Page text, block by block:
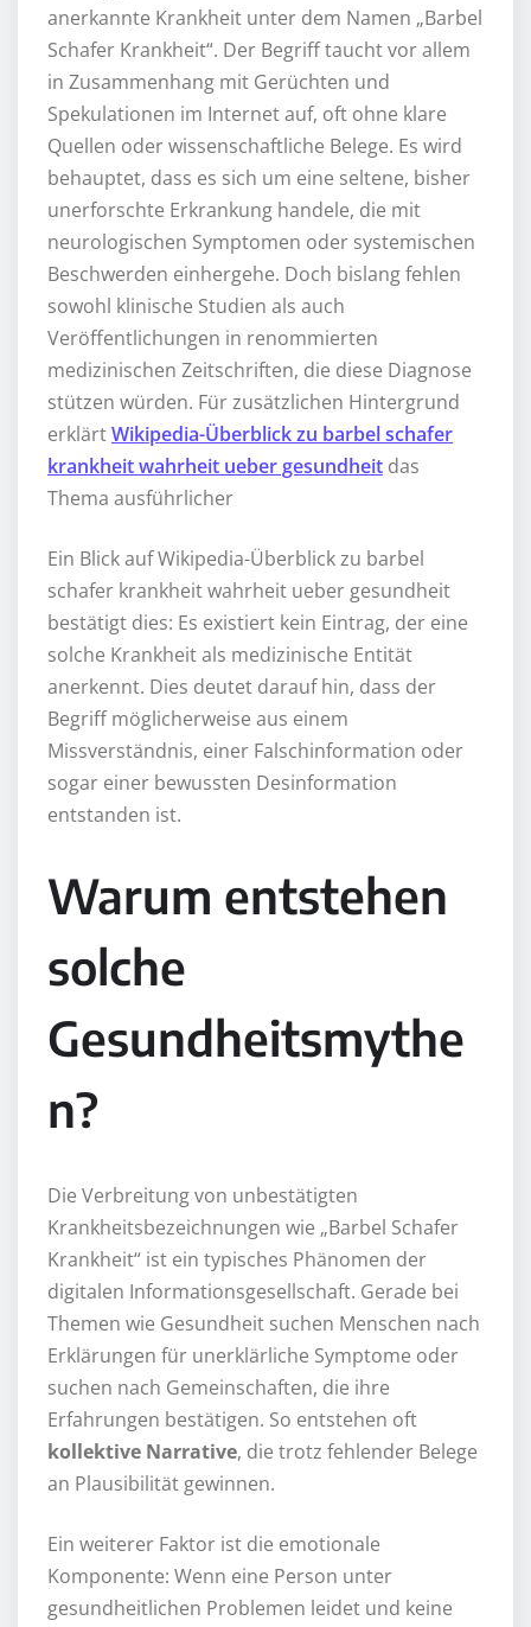
anerkannte Krankheit unter dem Namen „Barbel
Schafer Krankheit“. Der Begriff taucht vor allem
in Zusammenhang mit Gerüchten und
Spekulationen im Internet auf, oft ohne klare
Quellen oder wissenschaftliche Belege. Es wird
behauptet, dass es sich um eine seltene, bisher
unerforschte Erkrankung handele, die mit
neurologischen Symptomen oder systemischen
Beschwerden einhergehe. Doch bislang fehlen
sowohl klinische Studien als auch
Veröffentlichungen in renommierten
medizinischen Zeitschriften, die diese Diagnose
stützen würden. Für zusätzlichen Hintergrund
erklärtWikipedia-Überblick zu barbel schafer
krankheit wahrheit ueber gesundheit das
Thema ausführlicher
Ein Blick auf Wikipedia-Überblick zu barbel
schafer krankheit wahrheit ueber gesundheit
bestätigt dies: Es existiert kein Eintrag, der eine
solche Krankheit als medizinische Entität
anerkennt. Dies deutet darauf hin, dass der
Begriff möglicherweise aus einem
Missverständnis, einer Falschinformation oder
sogar einer bewussten Desinformation
entstanden ist.
Warum entstehen
solche
Gesundheitsmythe
n?
Die Verbreitung von unbestätigten
Krankheitsbezeichnungen wie „Barbel Schafer
Krankheit“ ist ein typisches Phänomen der
digitalen Informationsgesellschaft. Gerade bei
Themen wie Gesundheit suchen Menschen nach
Erklärungen für unerklärliche Symptome oder
suchen nach Gemeinschaften, die ihre
Erfahrungen bestätigen. So entstehen oft
kollektive Narrative, die trotz fehlender Belege
an Plausibilität gewinnen.
Ein weiterer Faktor ist die emotionale
Komponente: Wenn eine Person unter
gesundheitlichen Problemen leidet und keine